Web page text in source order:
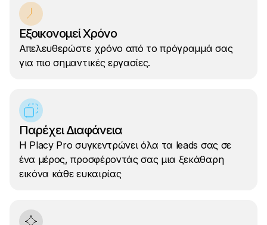
Εξοικονομεί Χρόνο
Απελευθερώστε χρόνο από το πρόγραμμά σας
για πιο σημαντικές εργασίες.
Παρέχει Διαφάνεια
Η Placy Pro συγκεντρώνει όλα τα leads σας σε
ένα μέρος, προσφέροντάς σας μια ξεκάθαρη
εικόνα κάθε ευκαιρίας